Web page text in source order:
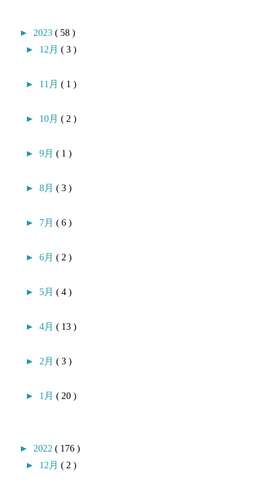
► 2023( 58 )
► 12月( 3 )
► 11月( 1 )
► 10月( 2 )
►9月( 1 )
►8月( 3 )
► 7月( 6 )
►6月( 2 )
► 5月( 4 )
►4月( 13 )
► 2月( 3 )
► 1月( 20 )
► 2022( 176 )
► 12月( 2 )